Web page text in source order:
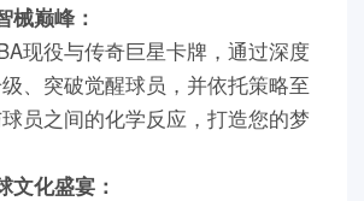
械巅峰：
现役与传奇巨星卡牌，通过深度
、突破觉醒球员，并依托策略至
员之间的化学反应，打造您的梦
文化盛宴：